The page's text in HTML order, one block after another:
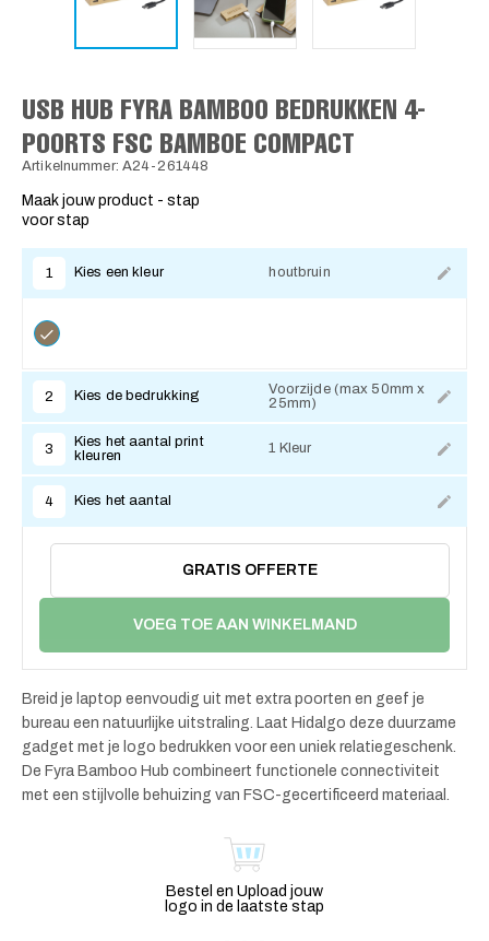
USB HUB FYRA BAMBOO BEDRUKKEN 4-
POORTS FSC BAMBOE COMPACT
Artikelnummer: A24-261448
Maak jouw product - stap
voor stap
1 Kies een kleur houtbruin
2 Kies de bedrukking
Voorzijde (max 50mm x
25mm)
3
Kies het aantal print
kleuren
1 Kleur
4 Kies het aantal
GRATIS OFFERTE
VOEG TOE AAN WINKELMAND
Breid je laptop eenvoudig uit met extra poorten en geef je
bureau een natuurlijke uitstraling. Laat Hidalgo deze duurzame
gadget met je logo bedrukken voor een uniek relatiegeschenk.
De Fyra Bamboo Hub combineert functionele connectiviteit
met een stijlvolle behuizing van FSC-gecertificeerd materiaal.
Bestel en Upload jouw
logo in de laatste stap